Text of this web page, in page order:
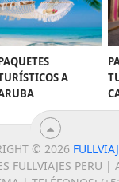
A
© 2026
FULLVIAJES PERU |